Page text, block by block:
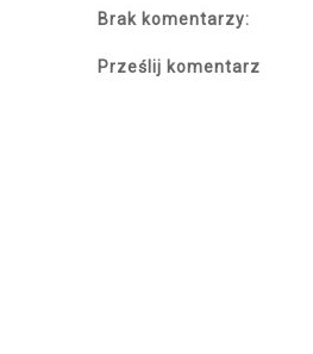
Brak komentarzy:
Prześlij komentarz